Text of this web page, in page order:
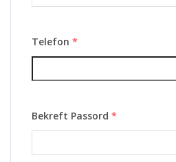
Telefon *
Bekreft Passord *